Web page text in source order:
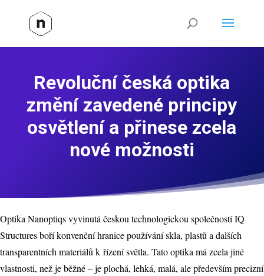
Revoluční česká optika
změní zavedené principy
osvětlení a přinese zcela
nové možnosti
Optika Nanoptiqs vyvinutá českou technologickou společností IQ
Structures boří konvenční hranice používání skla, plastů a dalších
transparentních materiálů k řízení světla. Tato optika má zcela jiné
vlastnosti, než je běžné – je plochá, lehká, malá, ale především precizní